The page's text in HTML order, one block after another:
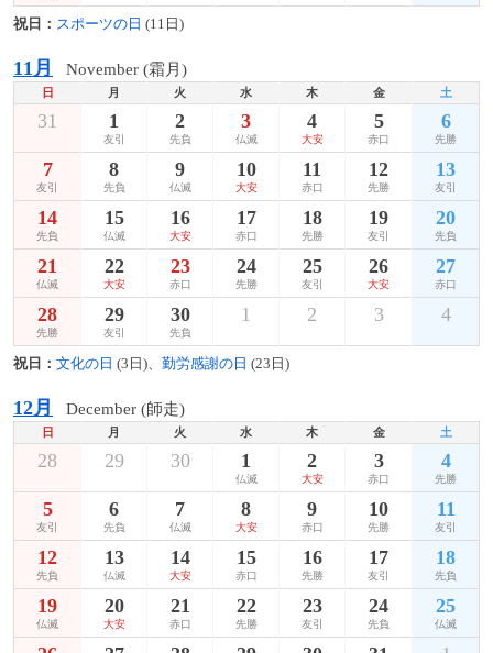
祝日： スポーツの日 (11日)
11月 November (霜月)
日 月 火 水 木 金 土
31 1
友引
2
先負
3
仏滅
4
大安
5
赤口
6
先勝
7
友引
8
先負
9
仏滅
10
大安
11
赤口
12
先勝
13
友引
14
先負
15
仏滅
16
大安
17
赤口
18
先勝
19
友引
20
先負
21
仏滅
22
大安
23
赤口
24
先勝
25
友引
26
大安
27
赤口
28
先勝
29
友引
30
先負
1 2 3 4
祝日： 文化の日 (3日)、 勤労感謝の日 (23日)
12月 December (師走)
日 月 火 水 木 金 土
28 29 30 1
仏滅
2
大安
3
赤口
4
先勝
5
友引
6
先負
7
仏滅
8
大安
9
赤口
10
先勝
11
友引
12
先負
13
仏滅
14
大安
15
赤口
16
先勝
17
友引
18
先負
19
仏滅
20
大安
21
赤口
22
先勝
23
友引
24
先負
25
仏滅